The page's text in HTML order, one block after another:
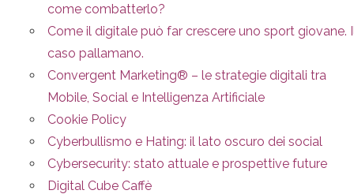
come combatterlo?
Come il digitale può far crescere uno sport giovane.
caso pallamano.
Convergent Marketing® – le strategie digitali tra
Mobile, Social e Intelligenza Artificiale
Cookie Policy
Cyberbullismo e Hating: il lato oscuro dei social
Cybersecurity: stato attuale e prospettive future
Digital Cube Caffè